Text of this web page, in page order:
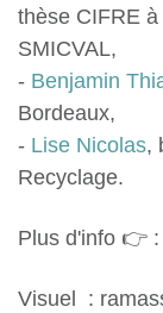
thèse CIFRE
SMICVAL,
- Benjamin
Bordeaux,
- Lise Nicolas,
Recyclage.
Plus d'info 👉 :
Visuel :